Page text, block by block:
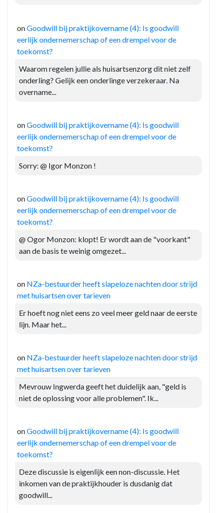
onGoodwill bij praktijkovername (4): Is goodwill
eerlijk ondernemerschap of een drempel voor de
toekomst?
Waarom regelen jullie als huisartsenzorg dit niet zelf
onderling? Gelijk een onderlinge verzekeraar. Na
overname...
onGoodwill bij praktijkovername (4): Is goodwill
eerlijk ondernemerschap of een drempel voor de
toekomst?
Sorry: @ Igor Monzon !
onGoodwill bij praktijkovername (4): Is goodwill
eerlijk ondernemerschap of een drempel voor de
toekomst?
@ Ogor Monzon: klopt! Er wordt aan de "voorkant"
aan de basis te weinig omgezet...
on NZa-bestuurder heeft slapeloze nachten door strijd
met huisartsen over tarieven
Er hoeft nog niet eens zo veel meer geld naar de eerste
lijn. Maar het...
on NZa-bestuurder heeft slapeloze nachten door strijd
met huisartsen over tarieven
Mevrouw Ingwerda geeft het duidelijk aan, "geld is
niet de oplossing voor alle problemen". Ik...
onGoodwill bij praktijkovername (4): Is goodwill
eerlijk ondernemerschap of een drempel voor de
toekomst?
Deze discussie is eigenlijk een non-discussie. Het
inkomen van de praktijkhouder is dusdanig dat
goodwill...